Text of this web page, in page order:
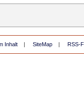
Inhalt | SiteMap | RSS-